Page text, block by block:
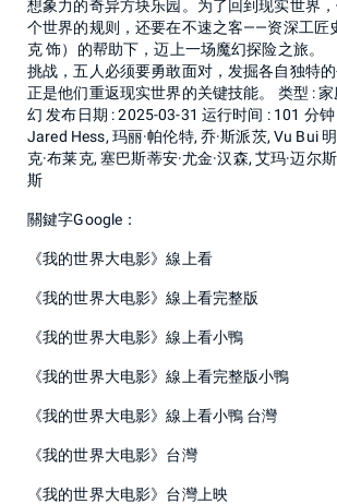
想象力的奇异方块乐园。为了回到现实世界
个世界的规则，还要在不速之客——资深工匠
克 饰）的帮助下，迈上一场魔幻探险之旅
挑战，五人必须要勇敢面对，发掘各自独特的
正是他们重返现实世界的关键技能。 类型 : 家
幻 发布日期 : 2025-03-31 运行时间 : 101 分钟
Jared Hess, 玛丽·帕伦特, 乔·斯派茨, Vu Bui
克·布莱克, 塞巴斯蒂安·尤金·汉森, 艾玛·迈尔
斯
關鍵字Google：
《我的世界大电影》線上看
《我的世界大电影》線上看完整版
《我的世界大电影》線上看小鴨
《我的世界大电影》線上看完整版小鴨
《我的世界大电影》線上看小鴨 台灣
《我的世界大电影》台灣
《我的世界大电影》台灣上映